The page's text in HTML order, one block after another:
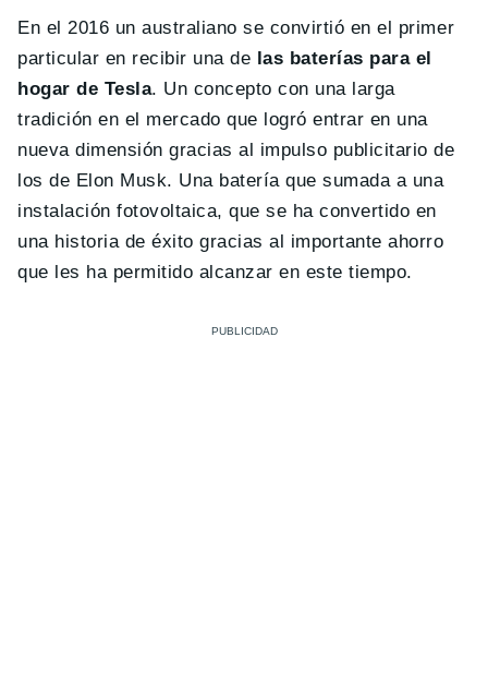
En el 2016 un australiano se convirtió en el primer
particular en recibir una de las baterías para el
hogar de Tesla. Un concepto con una larga
tradición en el mercado que logró entrar en una
nueva dimensión gracias al impulso publicitario de
los de Elon Musk. Una batería que sumada a una
instalación fotovoltaica, que se ha convertido en
una historia de éxito gracias al importante ahorro
que les ha permitido alcanzar en este tiempo.